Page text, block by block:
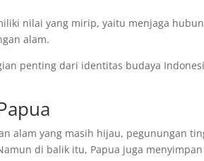
nilai yang mirip, yaitu menjaga
alam.
penting dari identitas budaya
alam yang masih hijau, pegunungan
di balik itu, Papua juga menyimpan